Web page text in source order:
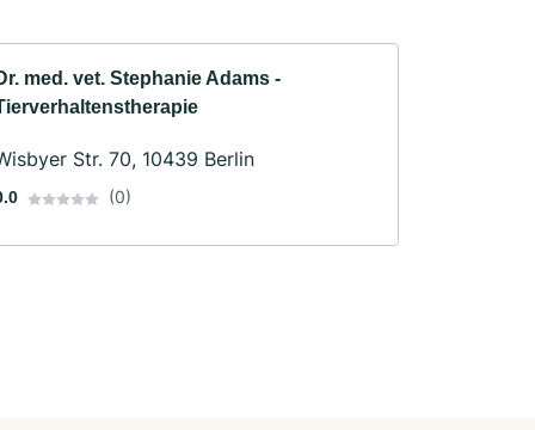
med. vet. Stephanie Adams -
Str. 70, 10439 Berlin
(0)